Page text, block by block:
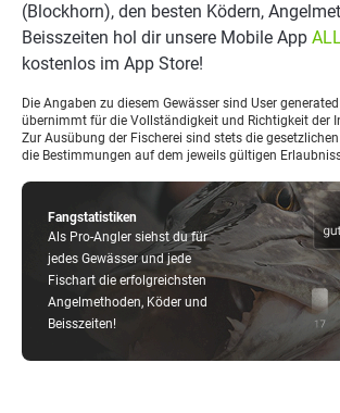
Fangstatistiken
Als Pro-Angler siehst du für
jedes Gewässer und jede
Fischart die erfolgreichsten
Angelmethoden, Köder und
Beisszeiten!
(Blockhorn), den besten Ködern,
Beisszeiten hol dir unsere Mobile App
kostenlos im App Store!
Die Angaben zu diesem Gewässer sind User
übernimmt für die Vollständigkeit und Richtigkeit der
Zur Ausübung der Fischerei sind stets die
die Bestimmungen auf dem jeweils gültigen